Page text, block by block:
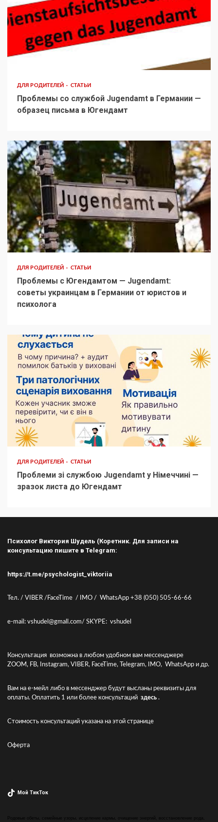
ДЛЯ РОДИТЕЛЕЙ СТАТЬИ
Проблемы со службой Jugendamt в Германии —
образец письма в Югендамт
ДЛЯ РОДИТЕЛЕЙ СТАТЬИ
Проблемы с Югендамтом — Jugendamt:
советы украинцам в Германии от юристов и
психолога
ДЛЯ РОДИТЕЛЕЙ СТАТЬИ
Проблеми зі службою Jugendamt у Німеччині —
зразок листа до Югендамт
Психолог Виктория Шудель (Коретник. Для записи на
консультацию пишите в Telegram:
https://t.me/psychologist_viktoriia
Тел. / VIBER /FaceTime / IMO / WhatsApp +38 (050) 505-66-66
e-mail: vshudel@gmall.com/ SKYPE: vshudel
Консультация возможна в любом удобном вам мессенджере
ZOOM, FB, Instagram, VIBER, FaceTime, Telegram, IMO, WhatsApp и др.
Вам на е-мейл либо в мессенджер будут высланы реквизиты для
оплаты. Оплатить 1 или более консультаций здесь .
Стоимость консультаций указана на этой странице
Оферта
Мой ТикТок
Родовые обеты, семейные узоры, исцеление кармы, очищение энергий, восстановление рода,